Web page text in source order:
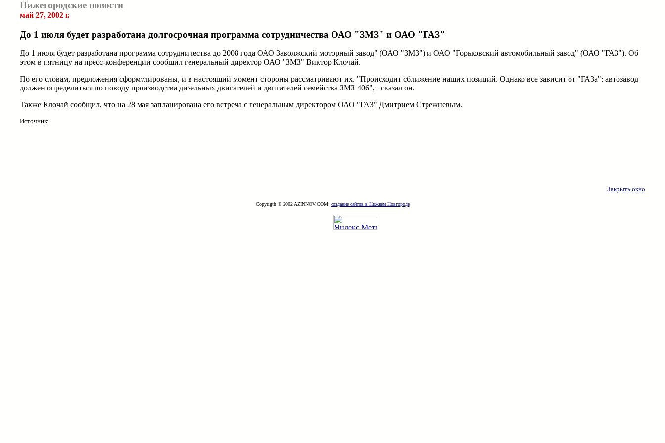
Нижегородские новости
май 27, 2002 г.
До 1 июля будет разработана долгосрочная программа сотрудничества ОАО "ЗМЗ" и ОАО "ГАЗ"
До 1 июля будет разработана программа сотрудничества до 2008 года ОАО Заволжский моторный завод" (ОАО "ЗМЗ") и ОАО "Горьковский автомобильный завод" (ОАО "ГАЗ"). Об
этом в пятницу на пресс-конференции сообщил генеральный директор ОАО "ЗМЗ" Виктор Клочай.
По его словам, предложения сформулированы, и в настоящий момент стороны рассматривают их. "Происходит сближение наших позиций. Однако все зависит от "ГАЗа": автозавод
должен определиться по поводу производства дизельных двигателей и двигателей семейства ЗМЗ-406", - сказал он.
Также Клочай сообщил, что на 28 мая запланирована его встреча с генеральным директором ОАО "ГАЗ" Дмитрием Стрежневым.
Источник:
Закрыть окно
Copyrigth © 2002 AZINNOV.COM: создание сайтов в Нижнем Новгороде